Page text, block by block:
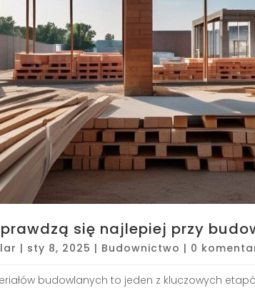
się najlepiej przy
| sty 8, 2025 | Budownictwo | 0
budowlanych to jeden z kluczowych